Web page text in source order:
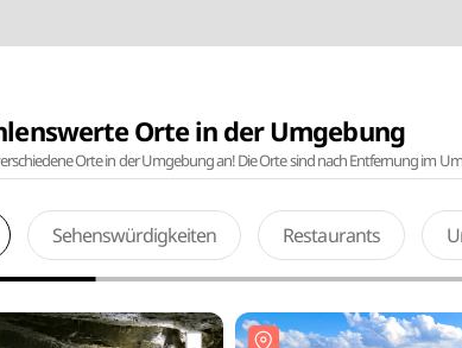
Orte in der Umgebung
Orte in der Umgebung an! Die Orte sind nach Entfernung im
Sehenswürdigkeiten Restaurants